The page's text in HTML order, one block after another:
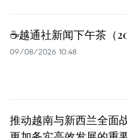
☕️越通社新闻下午茶（
09/08/2026 10:48
推动越南与新西兰全面